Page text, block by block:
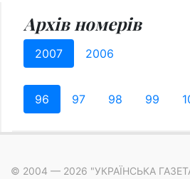
Архів номерів
2007 2006
96 97 98 99
© 2004 — 2026 "УКРАЇНСЬКА